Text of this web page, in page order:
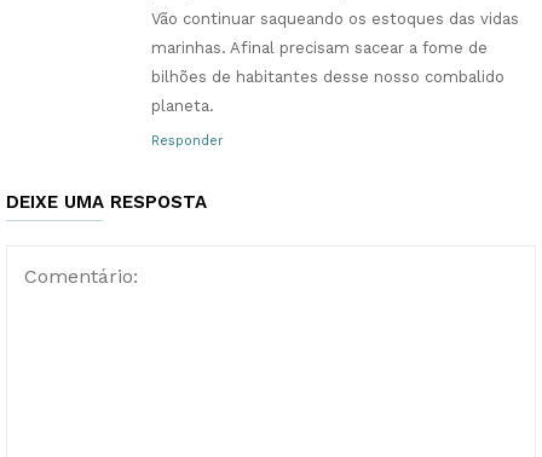
Vão continuar saqueando os estoques das vidas
marinhas. Afinal precisam sacear a fome de
bilhões de habitantes desse nosso combalido
planeta.
Responder
DEIXE UMA RESPOSTA